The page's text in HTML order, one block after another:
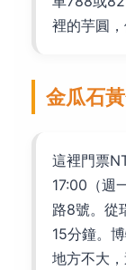
裡的芋圓
金瓜石
這裡門票
17:00（週
路8號。從
15分鐘。
地方不大，